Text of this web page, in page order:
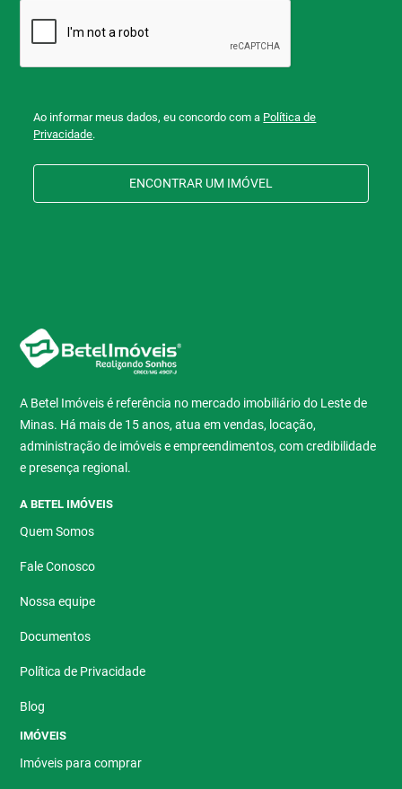
Ao informar meus dados, eu concordo com a Política de
Privacidade.
ENCONTRAR UM IMÓVEL
A Betel Imóveis é referência no mercado imobiliário do Leste de
Minas. Há mais de 15 anos, atua em vendas, locação,
administração de imóveis e empreendimentos, com credibilidade
e presença regional.
A BETEL IMÓVEIS
Quem Somos
Fale Conosco
Nossa equipe
Documentos
Política de Privacidade
Blog
IMÓVEIS
Imóveis para comprar